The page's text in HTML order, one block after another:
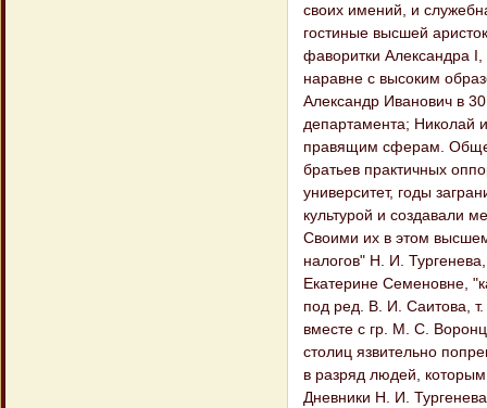
своих имений, и
гостиные высшей
фаворитки Александра
наравне с высоким
Александр Иванович в
департамента; Николай
правящим сферам.
братьев практичных
университет, годы
культурой и создавали
Своими их в этом
налогов" Н. И.
Екатерине Семеновне,
под ред. В. И. Саитова,
вместе с гр. М. С.
столиц язвительно
в разряд людей,
Дневники Н. И.